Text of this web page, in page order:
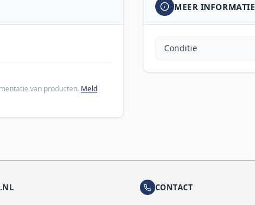
van producten. Meld
MEER INFORMATIE
Conditie
CONTACT